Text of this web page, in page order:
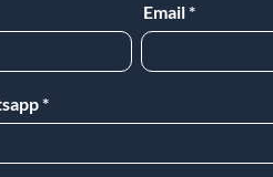
Email